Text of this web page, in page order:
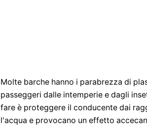
Molte barche hanno i parabrezza di
passeggeri dalle intemperie e dagli
fare è proteggere il conducente dai
l'acqua e provocano un effetto